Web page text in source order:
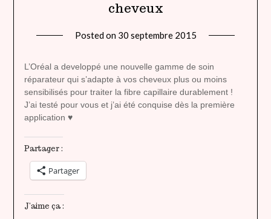
cheveux
Posted on 30 septembre 2015
heavenly
L’Oréal a developpé une nouvelle gamme de soin
réparateur qui s’adapte à vos cheveux plus ou moins
sensibilisés pour traiter la fibre capillaire durablement !
J’ai testé pour vous et j’ai été conquise dès la première
application ♥
Partager :
Partager
J’aime ça :